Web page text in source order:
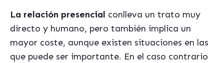
La relación presencial conlleva un trato muy
directo y humano, pero también implica un
mayor coste, aunque existen situaciones en las
que puede ser importante. En el caso contrario